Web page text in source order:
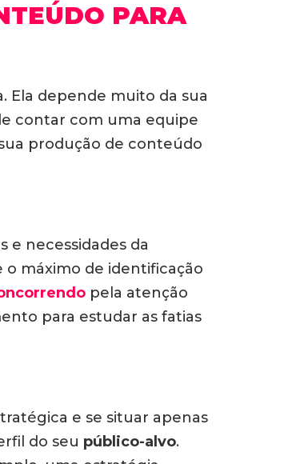
PARA
Ela depende muito da sua
contar com uma equipe
produção de conteúdo
e necessidades da
máximo de identificação
pela atenção
para estudar as fatias
e se situar apenas
do seu público-alvo.